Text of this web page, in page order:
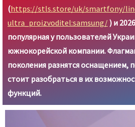
(https://stls.store/uk/smartfony/
ultra_proizvoditel:samsung/ ) и
популярная у пользователей
южнокорейской компании.
поколения разнятся оснащением,
стоит разобраться в их
функций.